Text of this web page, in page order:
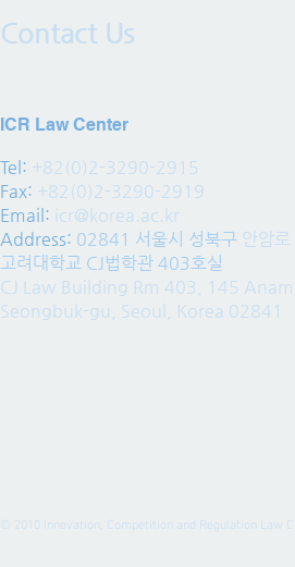
Contact Us
ICR Law Center
Tel: +82(0)2-3290-2915
Fax: +82(0)2-3290-2919
Email: icr@korea.ac.kr
Address: 02841 서울시 성북구 안암
고려대학교 CJ법학관 403호실
CJ Law Building Rm 403, 145
Seongbuk-gu, Seoul, Korea 02841
© 2010 Innovation, Competition and Regulation Law